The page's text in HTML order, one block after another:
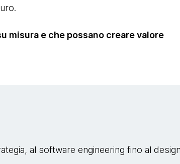
misura e che possano creare valore
al software engineering fino al